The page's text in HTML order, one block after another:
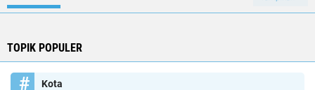
TOPIK POPULER
Kota